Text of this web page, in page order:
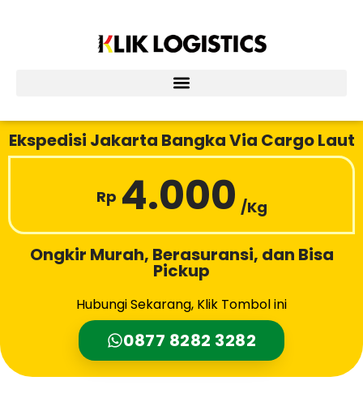
Ekspedisi Jakarta Bangka Via Cargo Laut
Rp 4.000 /Kg
Ongkir Murah, Berasuransi, dan Bisa
Pickup
Hubungi Sekarang, Klik Tombol ini
0877 8282 3282